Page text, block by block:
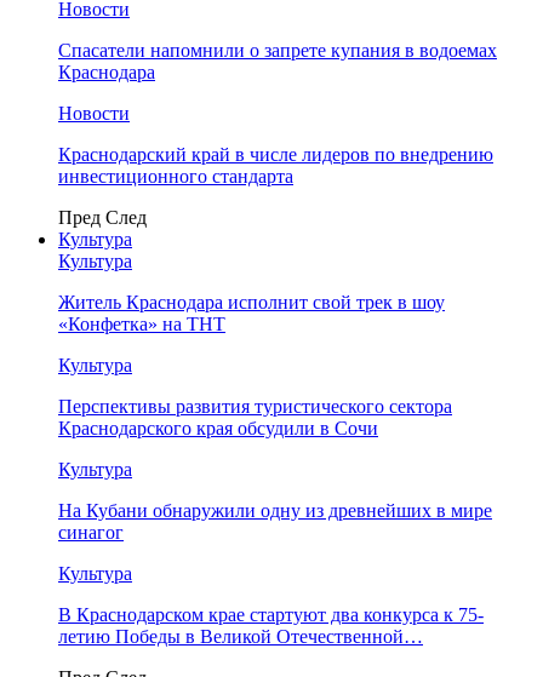
Новости
Спасатели напомнили о запрете купания в водоемах
Краснодара
Новости
Краснодарский край в числе лидеров по внедрению
инвестиционного стандарта
Пред След
Культура
Культура
Житель Краснодара исполнит свой трек в шоу
«Конфетка» на ТНТ
Культура
Перспективы развития туристического сектора
Краснодарского края обсудили в Сочи
Культура
На Кубани обнаружили одну из древнейших в мире
синагог
Культура
В Краснодарском крае стартуют два конкурса к 75-
летию Победы в Великой Отечественной…